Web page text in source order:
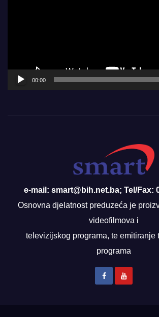
00:00
e-mail: smart@bih.net.ba; Tel/Fax:
Osnovna djelatnost preduzeća je
videofilmova i
televizijskog programa, te emitiranje
programa